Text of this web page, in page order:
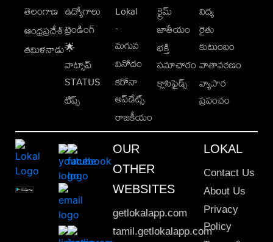
తెలంగాణ
ఆంధ్రప్రదేశ్
తమిళనాడు
ఉద్యోగాలు
ట్రెండింగ్
🌟
వాట్సాప్
STATUS
టిప్స్
Lokal
-
మగువ
వినోదం
కరోనా
అప్‌డేట్స్
రాజకీయం
క్రైమ్
జాతీయం
భక్తి
సమాచారం
క్లాసిఫైడ్స్
విద్య
రైతు
కుటుంబం
వాతావరణం
వ్యాపార
ప్రపంచం
OUR
OTHER
WEBSITES
getlokalapp.com
tamil.getlokalapp.com
LOKAL
Contact Us
About Us
Privacy
Policy